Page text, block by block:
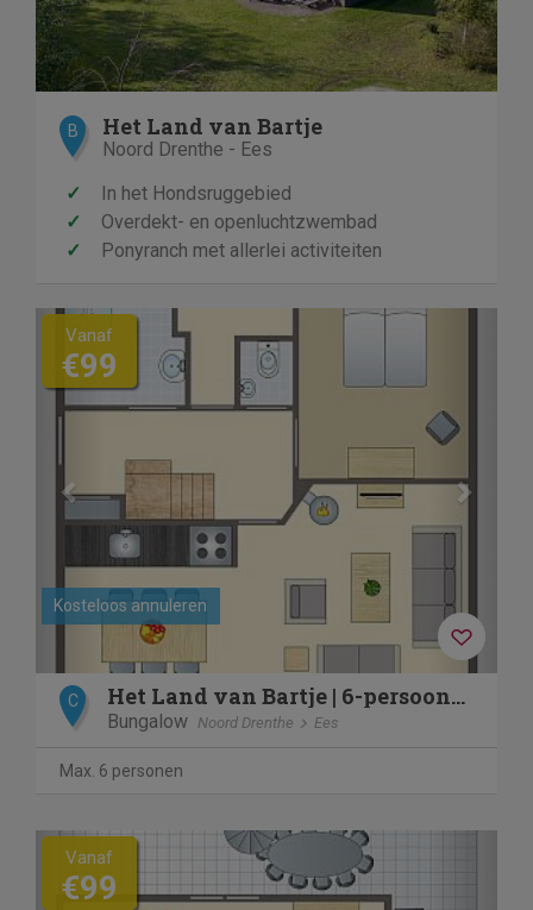
B Het Land van Bartje
Noord Drenthe - Ees
✓
In het Hondsruggebied
✓
Overdekt- en openluchtzwembad
✓
Ponyranch met allerlei activiteiten
Previous
Kosteloos annuleren
Vanaf
€99
C Het Land van Bartje | 6-persoons boerderij | 6D3
Bungalow Noord Drenthe Ees
Max. 6 personen
Previous
Vanaf
€99